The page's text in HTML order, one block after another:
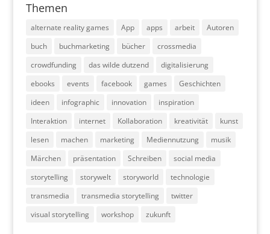
Themen
alternate reality games App apps arbeit
Autoren
buch
buchmarketing bücher
crossmedia
crowdfunding
das wilde dutzend
digitalisierung
ebooks
events facebook games
Geschichten
ideen
infographic innovation
inspiration
Interaktion
internet Kollaboration kreativität
kunst
lesen
machen marketing Mediennutzung
musik
Märchen
präsentation Schreiben
social media
storytelling
storywelt storyworld
technologie
transmedia
transmedia storytelling
twitter
visual storytelling
workshop zukunft